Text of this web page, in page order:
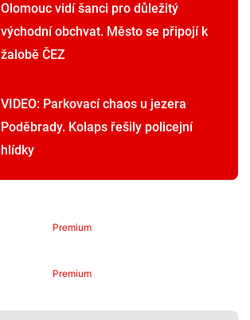
Olomouc vidí šanci pro důležitý
východní obchvat. Město se připojí k
žalobě ČEZ
VIDEO: Parkovací chaos u jezera
Poděbrady. Kolaps řešily policejní
hlídky
Premium
Premium